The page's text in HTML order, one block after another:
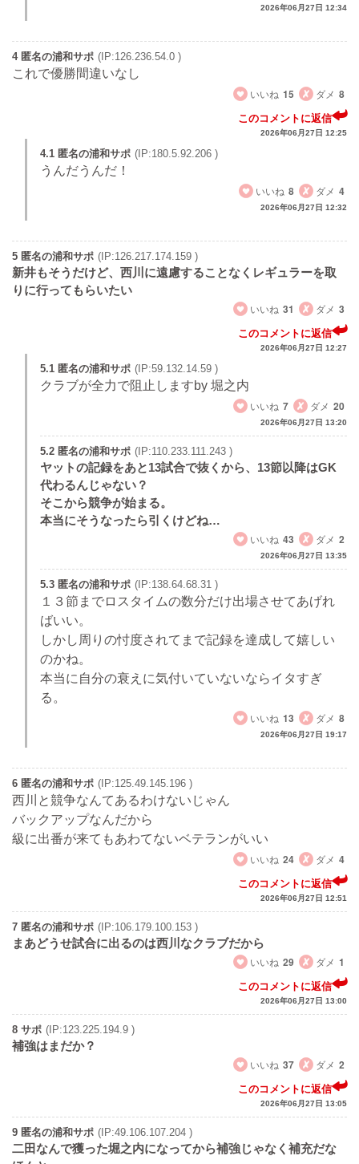
2026年06月27日 12:34
4 匿名の浦和サポ (IP:126.236.54.0 )
これで優勝間違いなし
いいね 15 ダメ 8
このコメントに返信
2026年06月27日 12:25
4.1 匿名の浦和サポ (IP:180.5.92.206 )
うんだうんだ！
いいね 8 ダメ 4
2026年06月27日 12:32
5 匿名の浦和サポ (IP:126.217.174.159 )
新井もそうだけど、西川に遠慮することなくレギュラーを取
りに行ってもらいたい
いいね 31 ダメ 3
このコメントに返信
2026年06月27日 12:27
5.1 匿名の浦和サポ (IP:59.132.14.59 )
クラブが全力で阻止しますby 堀之内
いいね 7 ダメ 20
2026年06月27日 13:20
5.2 匿名の浦和サポ (IP:110.233.111.243 )
ヤットの記録をあと13試合で抜くから、13節以降はGK
代わるんじゃない？
そこから競争が始まる。
本当にそうなったら引くけどね…
いいね 43 ダメ 2
2026年06月27日 13:35
5.3 匿名の浦和サポ (IP:138.64.68.31 )
１３節までロスタイムの数分だけ出場させてあげれ
ばいい。
しかし周りの忖度されてまで記録を達成して嬉しい
のかね。
本当に自分の衰えに気付いていないならイタすぎ
る。
いいね 13 ダメ 8
2026年06月27日 19:17
6 匿名の浦和サポ (IP:125.49.145.196 )
西川と競争なんてあるわけないじゃん
バックアップなんだから
級に出番が来てもあわてないベテランがいい
いいね 24 ダメ 4
このコメントに返信
2026年06月27日 12:51
7 匿名の浦和サポ (IP:106.179.100.153 )
まあどうせ試合に出るのは西川なクラブだから
いいね 29 ダメ 1
このコメントに返信
2026年06月27日 13:00
8 サポ (IP:123.225.194.9 )
補強はまだか？
いいね 37 ダメ 2
このコメントに返信
2026年06月27日 13:05
9 匿名の浦和サポ (IP:49.106.107.204 )
二田なんで獲った堀之内になってから補強じゃなく補充だな